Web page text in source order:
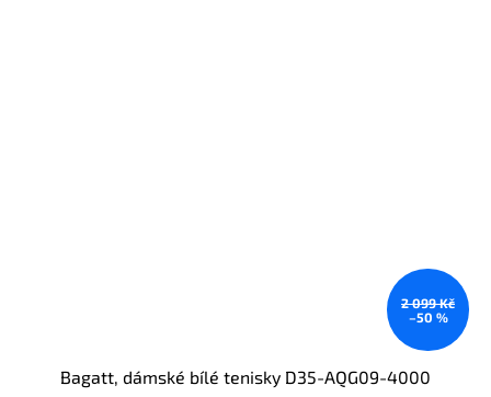
2 099 Kč
–50 %
Bagatt, dámské bílé tenisky D35-AQG09-4000